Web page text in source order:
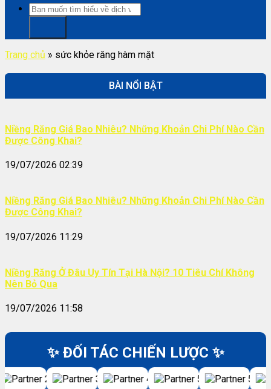
Trang chủ » sức khỏe răng hàm mặt
BÀI NỔI BẬT
Niềng Răng Giá Bao Nhiêu? Những Khoản Chi Phí Nào Cần
Được Công Khai?
19/07/2026 02:39
Niềng Răng Giá Bao Nhiêu? Những Khoản Chi Phí Nào Cần
Được Công Khai?
19/07/2026 11:29
Niềng Răng Ở Đâu Uy Tín Tại Hà Nội? 10 Tiêu Chí Không
Nên Bỏ Qua
19/07/2026 11:58
✨ ĐỐI TÁC CHIẾN LƯỢC ✨